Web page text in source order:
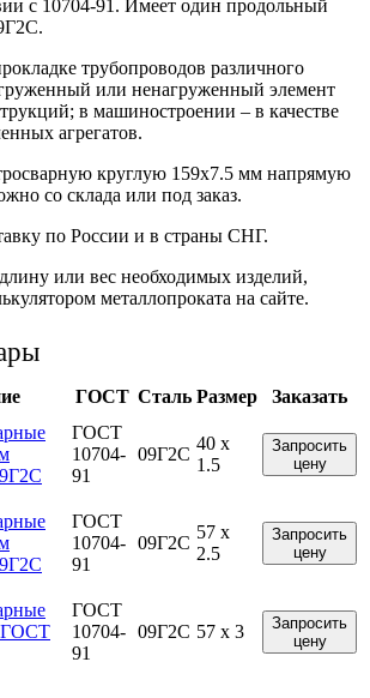
с 10704-91. Имеет один продольный
трубопроводов различного
или ненагруженный элемент
в машиностроении – в качестве
агрегатов.
круглую 159х7.5 мм напрямую
со склада или под заказ.
по России и в страны СНГ.
или вес необходимых изделий,
металлопроката на сайте.
ГОСТ Сталь Размер
Заказать
ГОСТ
10704-
91
09Г2С
40 x
1.5
Запросить
цену
ГОСТ
10704-
91
09Г2С
57 x
2.5
Запросить
цену
ГОСТ
ГОСТ
10704-
91
09Г2С 57 x 3
Запросить
цену